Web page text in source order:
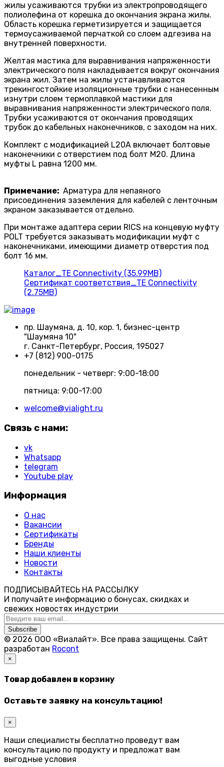
жилы усаживаются трубки из электропроводящего
полиолефина от корешка до окончания экрана жилы.
Область корешка герметизируется и защища­ется
термоусаживаемой перчаткой со слоем адгезива на
внутренней поверхности.
Желтая мастика для выравнивания напряженности
электрического поля накладывается вокруг окончания
экрана жил. Затем на жилы устанавли­ваются
трекингостойкие изоляцион­ные трубки с нанесенным
изнутри слоем термоплавкой мастики для
выравнивания напряженности электрическо­го поля.
Трубки усаживаются от окончания проводящих
трубок до кабельных наконечников, с заходом на них.
Комплект с модификацией L20A включает болтовые
наконечники с отверстием под болт M20. Длина
муфты L равна 1200 мм.
Примечание: Арматура для непаяного
присоединения заземления для кабелей с ленточным
экраном заказывается отдельно.
При монтаже адаптера серии RICS на конце­вую муфту
POLT требуется заказывать модификации муфт с
наконечниками, имеющими диаметр отверстия под
болт 16 мм.
Каталог_TE Connectivity (35.99MB)
Сертификат соответствия_TE Connectivity
(2.75MB)
пр. Шаумяна, д. 10, кор. 1, бизнес-центр
"Шаумяна 10"
г. Санкт-Петербург, Россия, 195027
+7 (812) 900-0175
понедельник - четверг: 9:00-18:00
пятница: 9:00-17:00
welcome@vialight.ru
Связь с нами:
vk
Whatsapp
telegram
Youtube play
Информация
О нас
Вакансии
Сертификаты
Бренды
Наши клиенты
Новости
Контакты
ПОДПИСЫВАЙТЕСЬ НА РАССЫЛКУ
И получайте информацию о бонусах, скидках и
свежих новостях индустрии
Subscribe
© 2026 ООО «Виалайт». Все права защищены. Cайт
разработан Rocont
×
Товар добавлен в корзину
Оставьте заявку на консультацию!
×
Наши специалисты бесплатно проведут вам
консультацию по продукту и предложат вам
выгодные условия